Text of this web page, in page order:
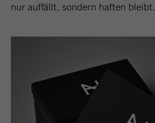
nur auffällt, sondern haften bleibt.